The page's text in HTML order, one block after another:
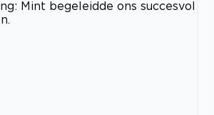
Mint begeleidde ons succesvol